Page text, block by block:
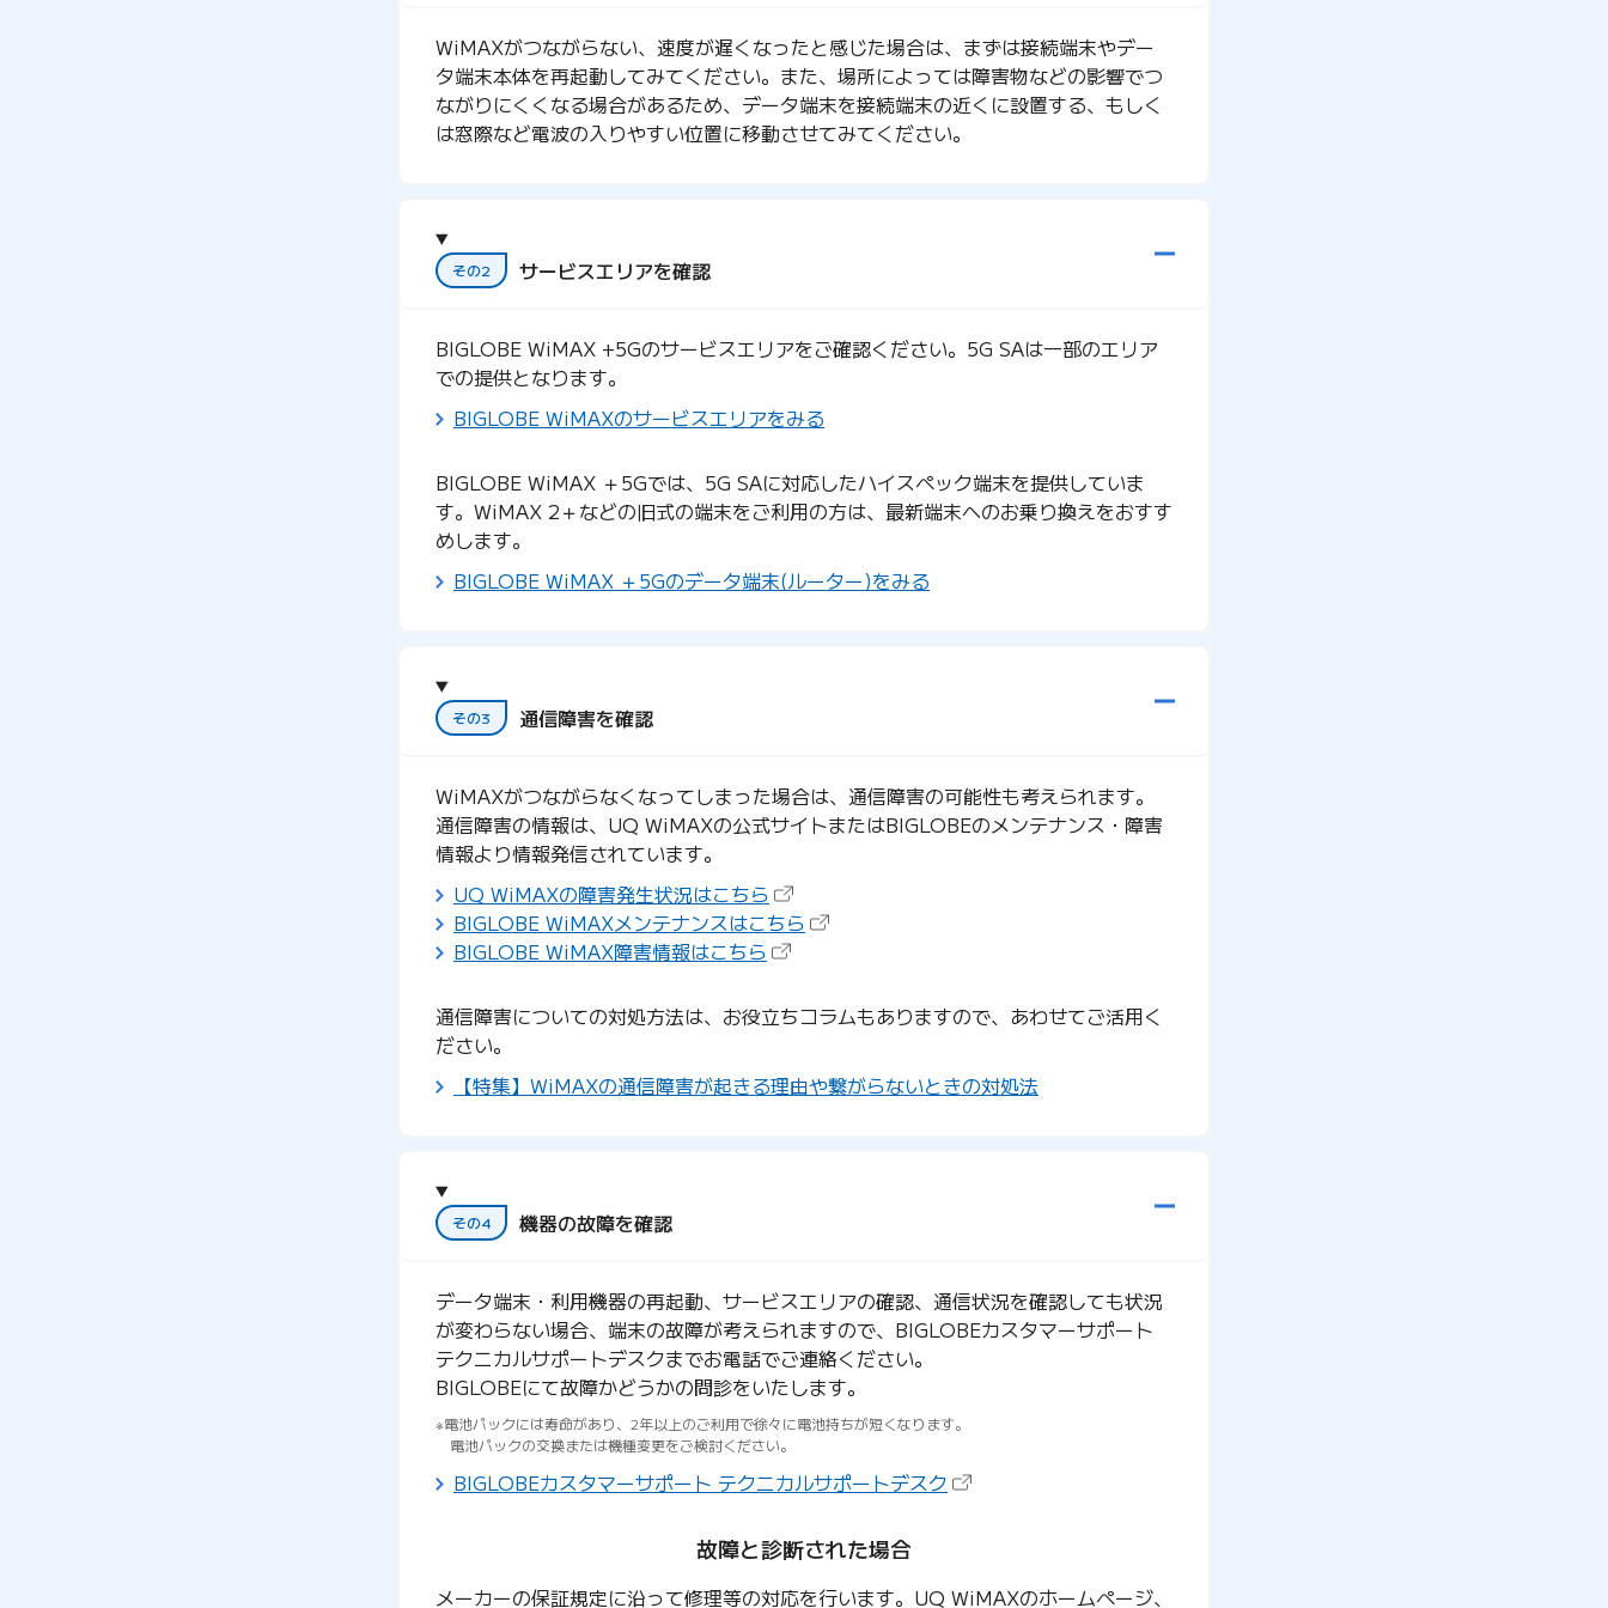
WiMAXがつながらない、速度が遅くなったと感じた場合は、まずは接続端末やデー
タ端末本体を再起動してみてください。また、場所によっては障害物などの影響でつ
ながりにくくなる場合があるため、データ端末を接続端末の近くに設置する、もしく
は窓際など電波の入りやすい位置に移動させてみてください。
その2 サービスエリアを確認
BIGLOBE WiMAX +5Gのサービスエリアをご確認ください。5G SAは一部のエリア
での提供となります。
BIGLOBE WiMAXのサービスエリアをみる
BIGLOBE WiMAX ＋5Gでは、5G SAに対応したハイスペック端末を提供していま
す。WiMAX 2＋などの旧式の端末をご利用の方は、最新端末へのお乗り換えをおすす
めします。
BIGLOBE WiMAX ＋5Gのデータ端末(ルーター)をみる
その3 通信障害を確認
WiMAXがつながらなくなってしまった場合は、通信障害の可能性も考えられます。
通信障害の情報は、UQ WiMAXの公式サイトまたはBIGLOBEのメンテナンス・障害
情報より情報発信されています。
UQ WiMAXの障害発生状況はこちら （新しいタブで開きます）
BIGLOBE WiMAXメンテナンスはこちら （新しいタブで開きます）
BIGLOBE WiMAX障害情報はこちら （新しいタブで開きます）
通信障害についての対処方法は、お役立ちコラムもありますので、あわせてご活用く
ださい。
【特集】WiMAXの通信障害が起きる理由や繋がらないときの対処法
その4 機器の故障を確認
データ端末・利用機器の再起動、サービスエリアの確認、通信状況を確認しても状況
が変わらない場合、端末の故障が考えられますので、BIGLOBEカスタマーサポート
テクニカルサポートデスクまでお電話でご連絡ください。
BIGLOBEにて故障かどうかの問診をいたします。
電池パックには寿命があり、2年以上のご利用で徐々に電池持ちが短くなります。
電池パックの交換または機種変更をご検討ください。
BIGLOBEカスタマーサポート テクニカルサポートデスク （新しいタブで開きます）
故障と診断された場合
メーカーの保証規定に沿って修理等の対応を行います。UQ WiMAXのホームページ、